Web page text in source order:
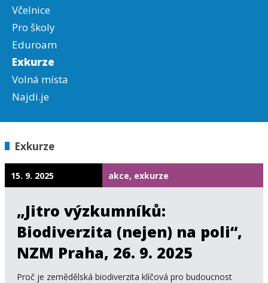
Včelnice
Pro školy
Eduroam
Exkurze
Volná místa
Najdi.je
Exkurze
15. 9. 2025 akce, exkurze
„Jitro výzkumníků:
Biodiverzita (nejen) na poli“,
NZM Praha, 26. 9. 2025
Proč je zemědělská biodiverzita klíčová pro budoucnost